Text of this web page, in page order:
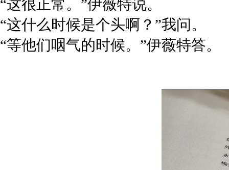
“这很正常。”伊薇特说。
“这什么时候是个头啊？”我问。
“等他们咽气的时候。”伊薇特答。